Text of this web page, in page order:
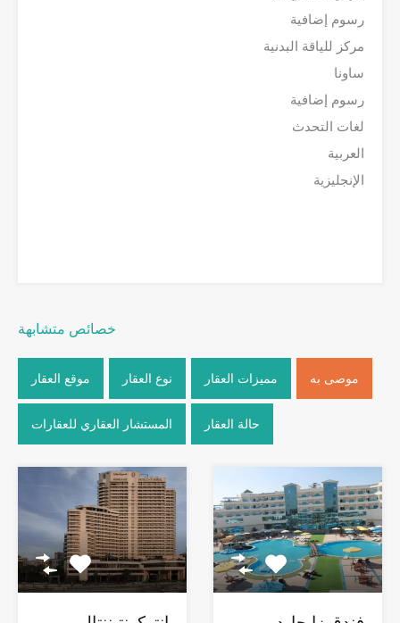
رسوم إضافية
مركز للياقة البدنية
ساونا
رسوم إضافية
لغات التحدث
العربية
الإنجليزية
خصائص متشابهة
موصى به مميزات العقار نوع العقار موقع العقار
حالة العقار المستشار العقاري للعقارات